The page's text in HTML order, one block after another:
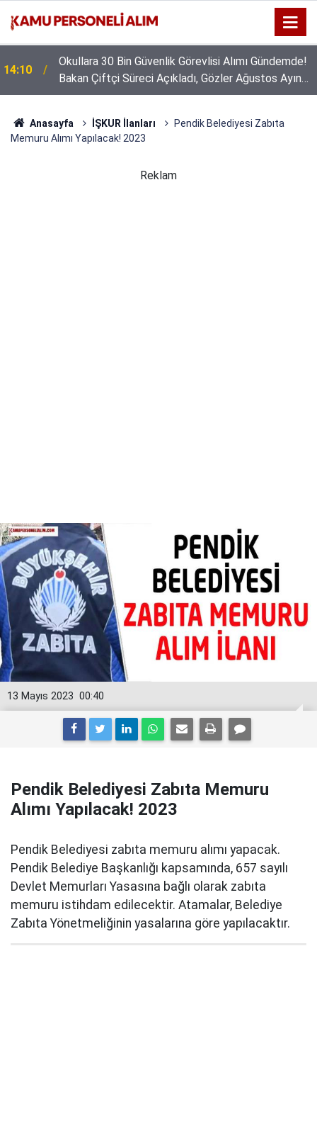
14:10
Okullara 30 Bin Güvenlik Görevlisi Alımı Gündemde!
Bakan Çiftçi Süreci Açıkladı, Gözler Ağustos Ayına
Çevrildi
Anasayfa İŞKUR İlanları
Pendik Belediyesi Zabıta
Memuru Alımı Yapılacak! 2023
Reklam
00:40
13 Mayıs 2023
Pendik Belediyesi Zabıta Memuru
Alımı Yapılacak! 2023
Pendik Belediyesi zabıta memuru alımı yapacak.
Pendik Belediye Başkanlığı kapsamında, 657 sayılı
Devlet Memurları Yasasına bağlı olarak zabıta
memuru istihdam edilecektir. Atamalar, Belediye
Zabıta Yönetmeliğinin yasalarına göre yapılacaktır.